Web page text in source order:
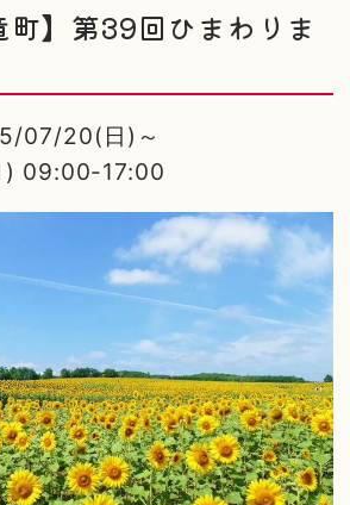
町】第39回ひまわりま
07/20(日)～
09:00-17:00